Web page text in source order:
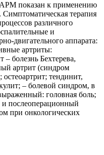
показан к применению
Симптоматическая терапия
различного
и
двигательного аппарата:
артриты:
болезнь Бехтерева,
артрит (синдром
остеоартрит; тендинит,
– болевой синдром, в
головная боль;
и послеоперационный
при онкологических